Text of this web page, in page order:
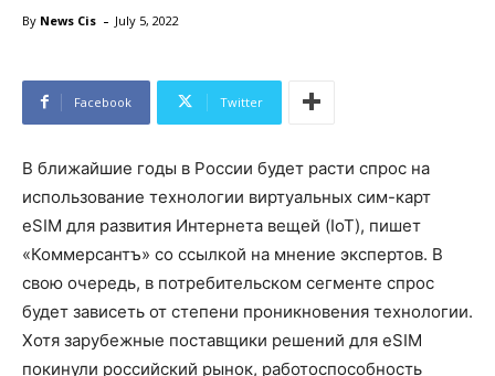
By News Cis - July 5, 2022
Facebook Twitter
В ближайшие годы в России будет расти спрос на
использование технологии виртуальных сим-карт
eSIM для развития Интернета вещей (IoT), пишет
«Коммерсантъ» со ссылкой на мнение экспертов. В
свою очередь, в потребительском сегменте спрос
будет зависеть от степени проникновения технологии.
Хотя зарубежные поставщики решений для eSIM
покинули российский рынок, работоспособность